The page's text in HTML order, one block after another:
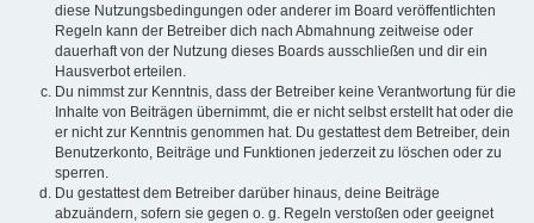
diese Nutzungsbedingungen oder anderer im Board veröffentlichten
Regeln kann der Betreiber dich nach Abmahnung zeitweise oder
dauerhaft von der Nutzung dieses Boards ausschließen und dir ein
Hausverbot erteilen.
Du nimmst zur Kenntnis, dass der Betreiber keine Verantwortung für die
Inhalte von Beiträgen übernimmt, die er nicht selbst erstellt hat oder die
er nicht zur Kenntnis genommen hat. Du gestattest dem Betreiber, dein
Benutzerkonto, Beiträge und Funktionen jederzeit zu löschen oder zu
sperren.
Du gestattest dem Betreiber darüber hinaus, deine Beiträge
abzuändern, sofern sie gegen o. g. Regeln verstoßen oder geeignet